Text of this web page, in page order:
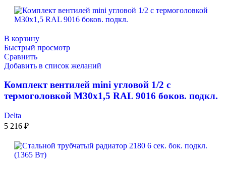
В корзину
Быстрый просмотр
Сравнить
Добавить в список желаний
Комплект вентилей mini угловой 1/2 с
термоголовкой М30х1,5 RAL 9016 боков. подкл.
Delta
5 216 ₽